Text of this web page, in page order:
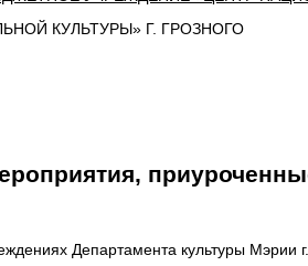
КУЛЬТУРЫ» Г. ГРОЗНОГО
Департамента культуры Мэрии